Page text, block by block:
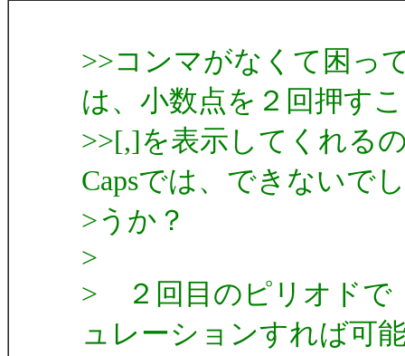
>>コンマがなくて困っ
は、小数点を２回押す
>>[,]を表示してくれる
Capsでは、できないで
>うか？
>
> ２回目のピリオドで
ュレーションすれば可